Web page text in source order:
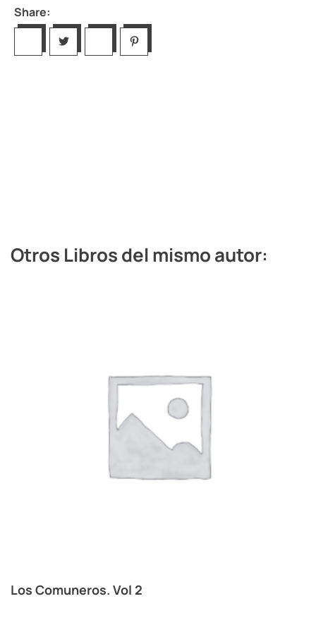
Share:
Otros Libros del mismo autor:
Los Comuneros. Vol 2